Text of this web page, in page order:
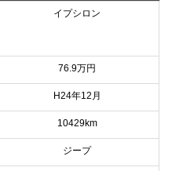
イプシロン
76.9万円
H24年12月
10429km
ジープ